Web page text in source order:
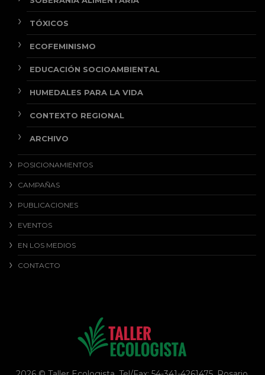
TÓXICOS
ECOFEMINISMO
EDUCACIÓN SOCIOAMBIENTAL
HUMEDALES PARA LA VIDA
CONTEXTO REGIONAL
ARCHIVO
POSICIONAMIENTOS
CAMPAÑAS
PUBLICACIONES
EVENTOS
EN LOS MEDIOS
CONTACTO